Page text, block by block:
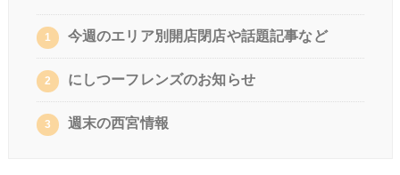
1 今週のエリア別開店閉店や話題記事など
2 にしつーフレンズのお知らせ
3 週末の西宮情報